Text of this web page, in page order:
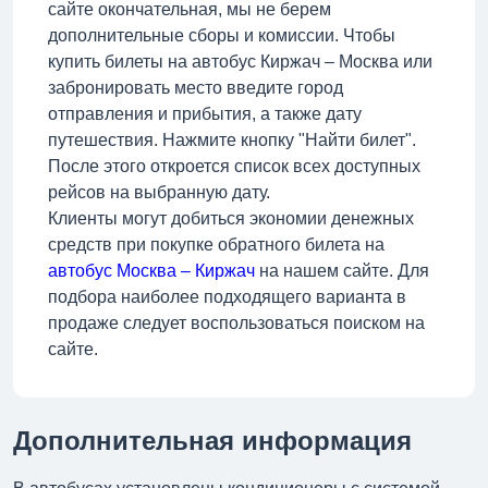
сайте окончательная, мы не берем
дополнительные сборы и комиссии. Чтобы
купить билеты на автобус Киржач – Москва или
забронировать место введите город
отправления и прибытия, а также дату
путешествия. Нажмите кнопку "Найти билет".
После этого откроется список всех доступных
рейсов на выбранную дату.
Клиенты могут добиться экономии денежных
средств при покупке обратного билета на
автобус Москва – Киржач на нашем сайте. Для
подбора наиболее подходящего варианта в
продаже следует воспользоваться поиском на
сайте.
Дополнительная информация